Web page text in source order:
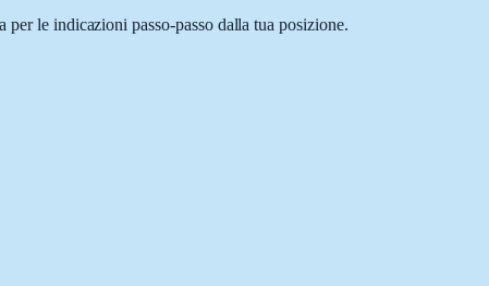
le indicazioni passo-passo dalla tua posizione.